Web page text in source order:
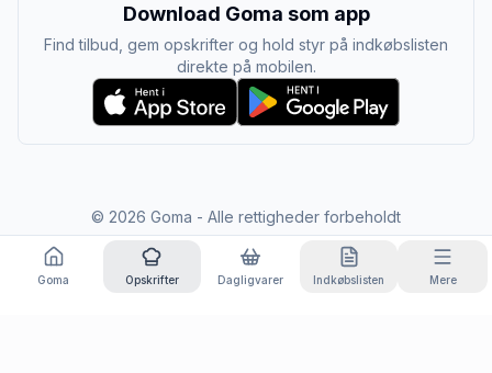
Download Goma som app
Find tilbud, gem opskrifter og hold styr på indkøbslisten
direkte på mobilen.
© 2026 Goma - Alle rettigheder forbeholdt
Goma Opskrifter Dagligvarer Indkøbslisten Mere